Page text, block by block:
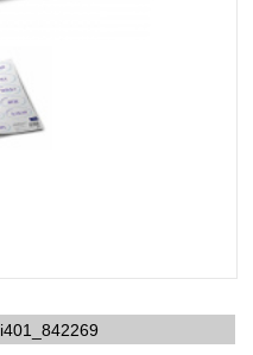
i401_842269